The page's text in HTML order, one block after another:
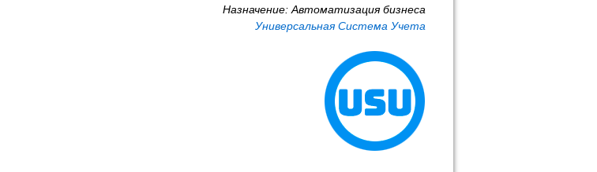
Назначение: Автоматизация бизнеса
Универсальная Система Учета